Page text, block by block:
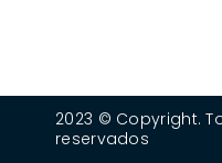
2023 © Copyright.
reservados